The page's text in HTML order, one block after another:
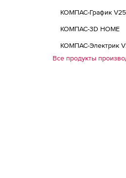
КОМПАС-График V25
КОМПАС-3D HOME
КОМПАС-Электрик
Все продукты